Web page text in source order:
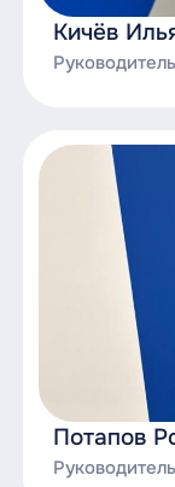
Кичёв
Потапов